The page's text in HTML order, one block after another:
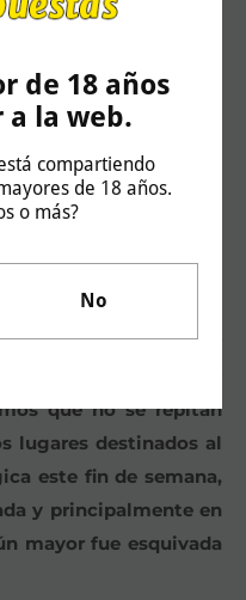
de 18 años
a la web.
compartiendo
de 18 años.
o más?
No
jornada,el PSG ha
goles de Matuidi y
tuvo un tropiezo no
de los gallitos de la
fue lo abultado del
queremos condenar
que no se repitan
lugares destinados al
este fin de semana,
y principalmente en
mayor fue esquivada